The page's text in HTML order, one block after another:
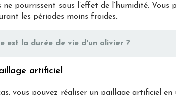
ne pourrissent sous l’effet de l’humidité.
les périodes moins froides.
est la durée de vie d'un olivier ?
artificiel
vous pouvez réaliser un paillage artificiel